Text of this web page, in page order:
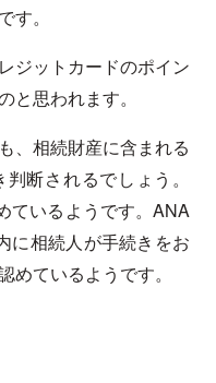
。
ジットカードのポイン
と思われます。
、相続財産に含まれる
断されるでしょう。
ているようです。ANA
に相続人が手続きをお
めているようです。